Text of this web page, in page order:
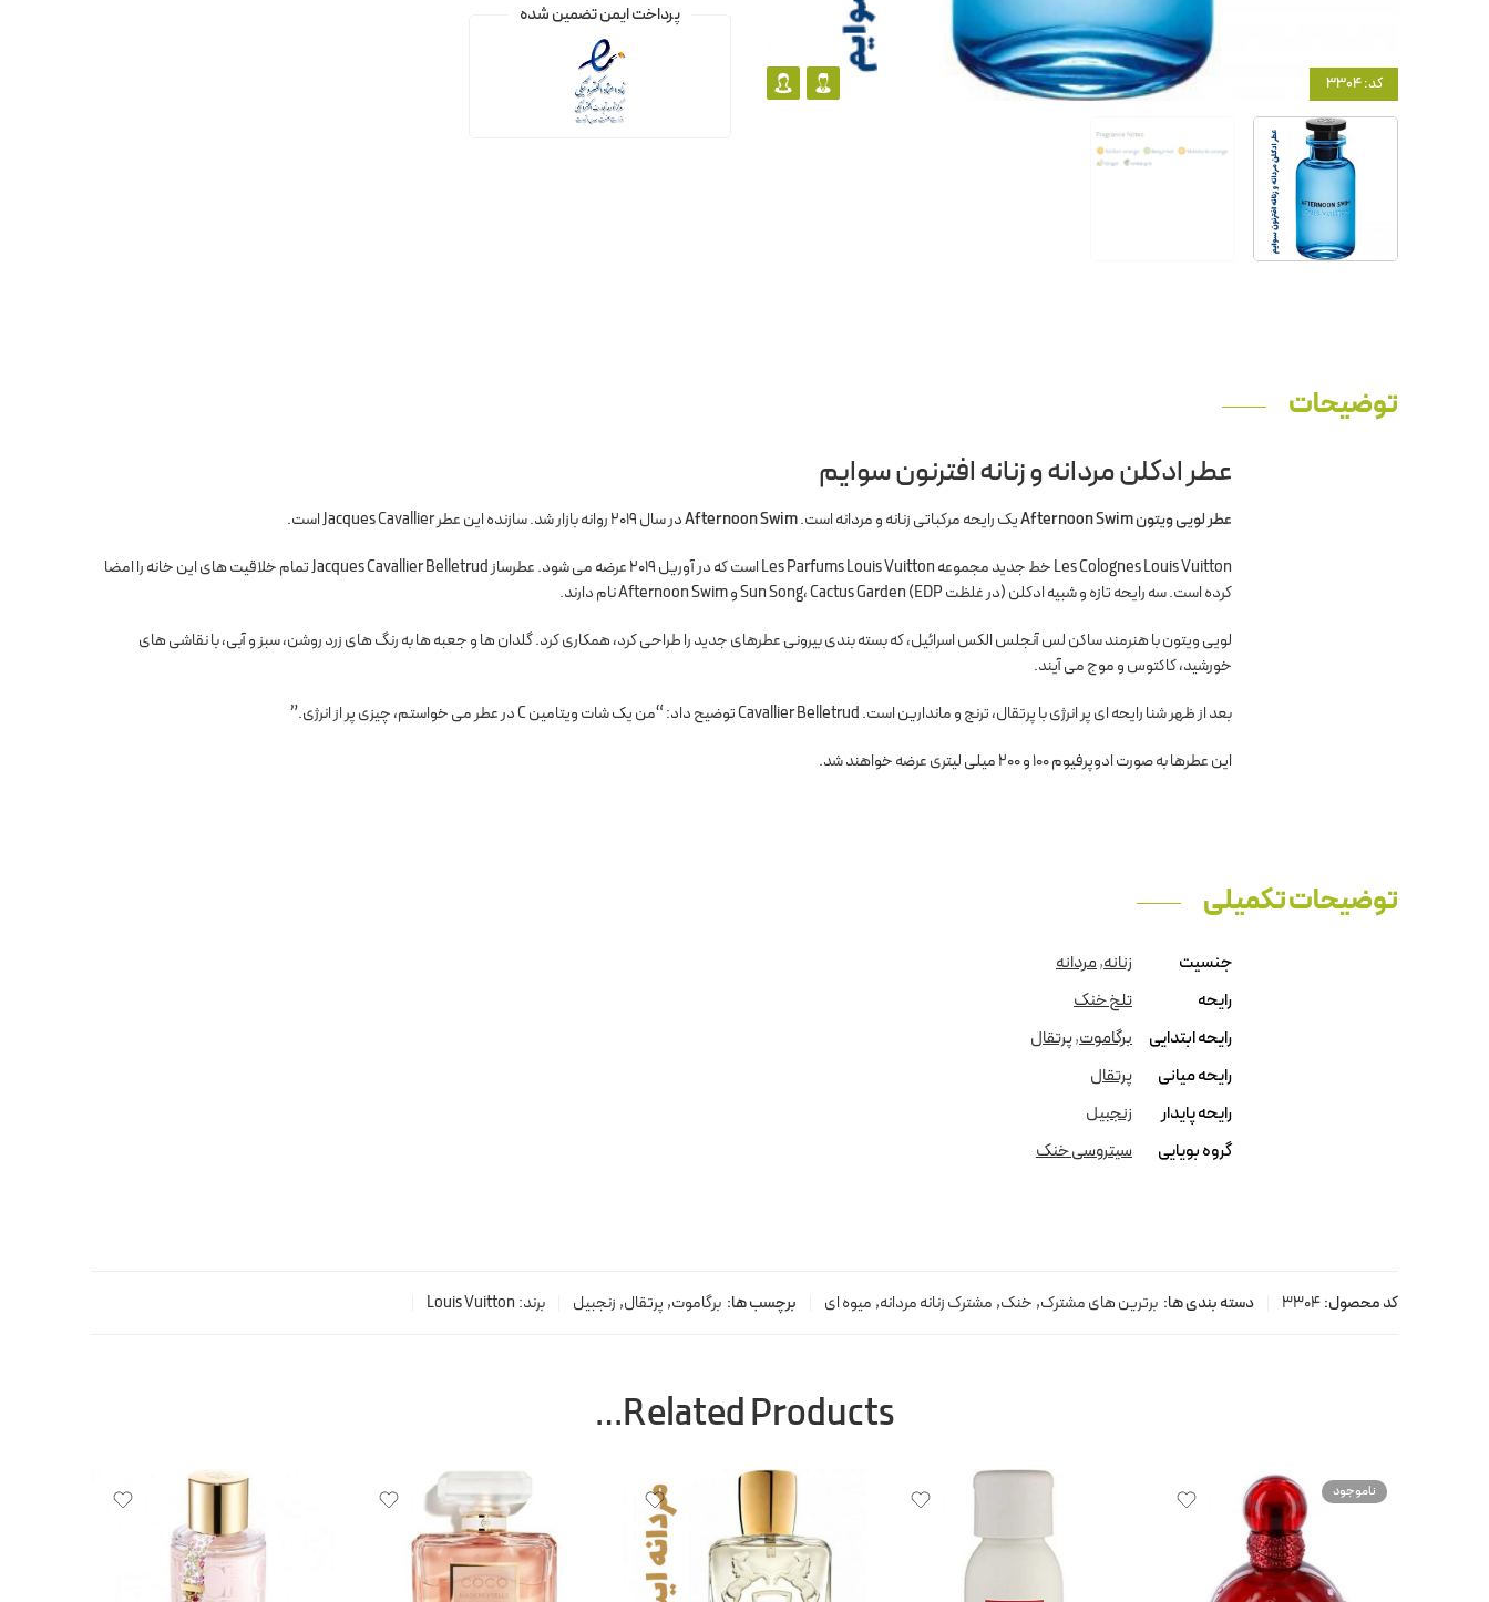
کد: 3304
پرداخت ایمن تضمین شده
توضیحات
عطر ادکلن مردانه و زنانه افترنون سوایم
عطر لویی ویتونAfternoon Swimیک رایحه مرکباتی زنانه و مردانه است.Afternoon Swimدر سال 2019 روانه بازار شد. سازنده این عطر Jacques Cavallier است.
Les Colognes Louis Vuitton خط جدید مجموعه Les Parfums Louis Vuitton است که در آوریل 2019 عرضه می شود. عطرساز Jacques Cavallier Belletrud تمام خلاقیت های این خانه را امضا
کرده است. سه رایحه تازه و شبیه ادکلن (در غلظت EDP) Sun Song، Cactus Garden و Afternoon Swim نام دارند.
لویی ویتون با هنرمند ساکن لس آنجلس الکس اسرائیل، که بسته بندی بیرونی عطرهای جدید را طراحی کرد، همکاری کرد. گلدان ها و جعبه ها به رنگ های زرد روشن، سبز و آبی، با نقاشی های
خورشید، کاکتوس و موج می آیند.
بعد از ظهر شنا رایحه ای پر انرژی با پرتقال، ترنج و ماندارین است. Cavallier Belletrud توضیح داد: “من یک شات ویتامین C در عطر می خواستم، چیزی پر از انرژی.”
این عطرها به صورت ادوپرفیوم 100 و 200 میلی لیتری عرضه خواهند شد.
توضیحات تکمیلی
جنسیت زنانه,مردانه
رایحه
تلخ خنک
رایحه ابتدایی
برگاموت,پرتقال
رایحه میانی
پرتقال
رایحه پایدار
زنجبیل
گروه بویایی
سیتروسی خنک
کد محصول:3304 دسته بندی ها: برترین های مشترک, خنک, مشترک زنانه مردانه, میوه ای برچسب ها: برگاموت, پرتقال, زنجبیل برند: Louis Vuitton
Related Products…
ناموجود